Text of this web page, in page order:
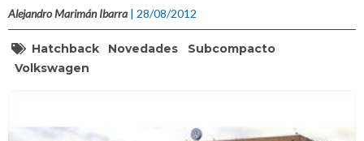
Alejandro Marimán Ibarra | 28/08/2012
Hatchback Novedades
Subcompacto
Volkswagen